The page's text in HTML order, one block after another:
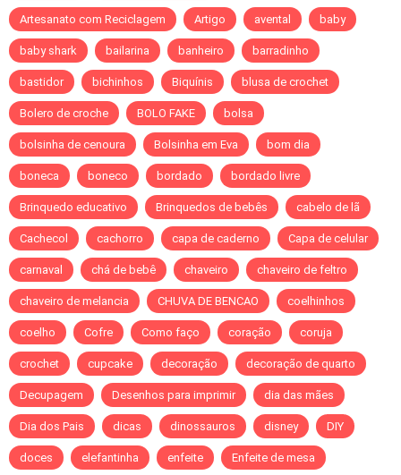
Artesanato com Reciclagem Artigo avental baby
baby shark bailarina banheiro barradinho
bastidor bichinhos Biquínis blusa de crochet
Bolero de croche BOLO FAKE bolsa
bolsinha de cenoura Bolsinha em Eva bom dia
boneca boneco bordado bordado livre
Brinquedo educativo Brinquedos de bebês cabelo de lã
Cachecol cachorro capa de caderno Capa de celular
carnaval chá de bebê chaveiro chaveiro de feltro
chaveiro de melancia CHUVA DE BENCAO coelhinhos
coelho Cofre Como faço coração coruja
crochet cupcake decoração decoração de quarto
Decupagem Desenhos para imprimir dia das mães
Dia dos Pais dicas dinossauros disney DIY
doces elefantinha enfeite Enfeite de mesa